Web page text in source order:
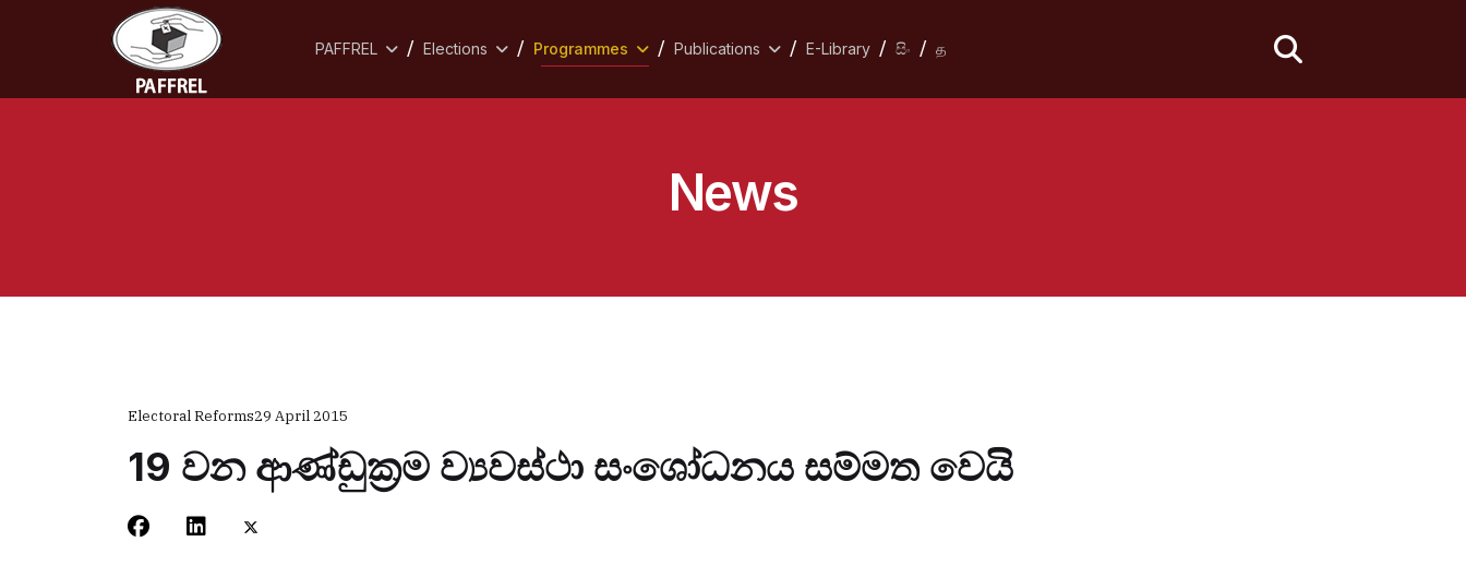
PAFFREL Elections Programmes Publications E-Library සිං த
fa-
search
News
Electoral Reforms29 April 2015
19 වන ආණ්ඩුක්‍රම ව්‍යවස්ථා සංශෝධනය සම්මත වෙයි